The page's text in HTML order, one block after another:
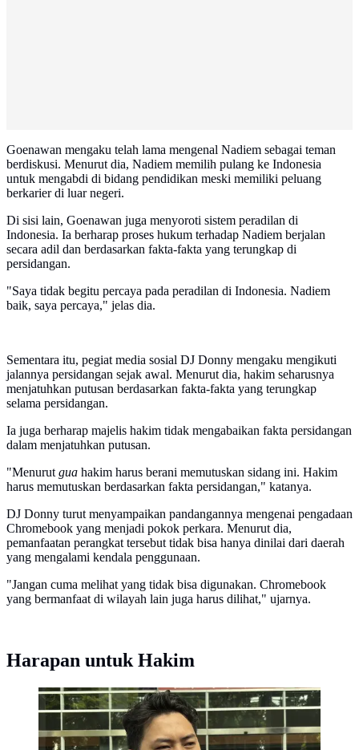
Goenawan mengaku telah lama mengenal Nadiem sebagai teman
berdiskusi. Menurut dia, Nadiem memilih pulang ke Indonesia
untuk mengabdi di bidang pendidikan meski memiliki peluang
berkarier di luar negeri.
Di sisi lain, Goenawan juga menyoroti sistem peradilan di
Indonesia. Ia berharap proses hukum terhadap Nadiem berjalan
secara adil dan berdasarkan fakta-fakta yang terungkap di
persidangan.
"Saya tidak begitu percaya pada peradilan di Indonesia. Nadiem
baik, saya percaya," jelas dia.
Sementara itu, pegiat media sosial DJ Donny mengaku mengikuti
jalannya persidangan sejak awal. Menurut dia, hakim seharusnya
menjatuhkan putusan berdasarkan fakta-fakta yang terungkap
selama persidangan.
Ia juga berharap majelis hakim tidak mengabaikan fakta persidangan
dalam menjatuhkan putusan.
"Menurutgua hakim harus berani memutuskan sidang ini. Hakim
harus memutuskan berdasarkan fakta persidangan," katanya.
DJ Donny turut menyampaikan pandangannya mengenai pengadaan
Chromebook yang menjadi pokok perkara. Menurut dia,
pemanfaatan perangkat tersebut tidak bisa hanya dinilai dari daerah
yang mengalami kendala penggunaan.
"Jangan cuma melihat yang tidak bisa digunakan. Chromebook
yang bermanfaat di wilayah lain juga harus dilihat," ujarnya.
Harapan untuk Hakim
Pegiat media sosial Salim Dower hadir di Pengadilan
Tipikor Jakarta pada, Selasa (30/6/2026), untuk
memberikan dukungan ke Nadiem Makarim. (Foto:
Liputan6.com/Ady Nugrahadi).